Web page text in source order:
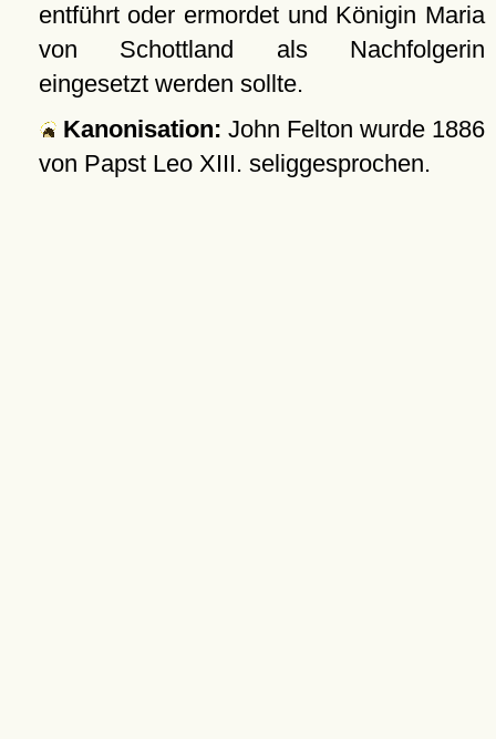
entführt oder ermordet und Königin Maria
von Schottland als Nachfolgerin
eingesetzt werden sollte.
Kanonisation: John Felton wurde 1886
von Papst Leo XIII. seliggesprochen.